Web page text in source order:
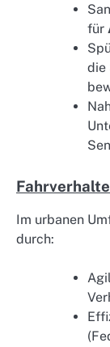
für
die
Im urbanen
durch: